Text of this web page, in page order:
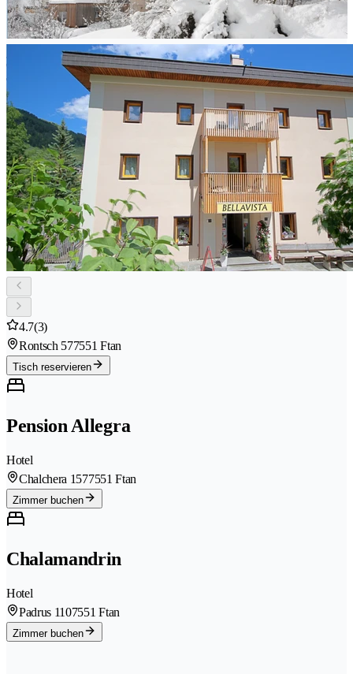
4.7(3)
Rontsch 577551 Ftan
Tisch reservieren
Pension Allegra
Hotel
Chalchera 1577551 Ftan
Zimmer buchen
Chalamandrin
Hotel
Padrus 1107551 Ftan
Zimmer buchen